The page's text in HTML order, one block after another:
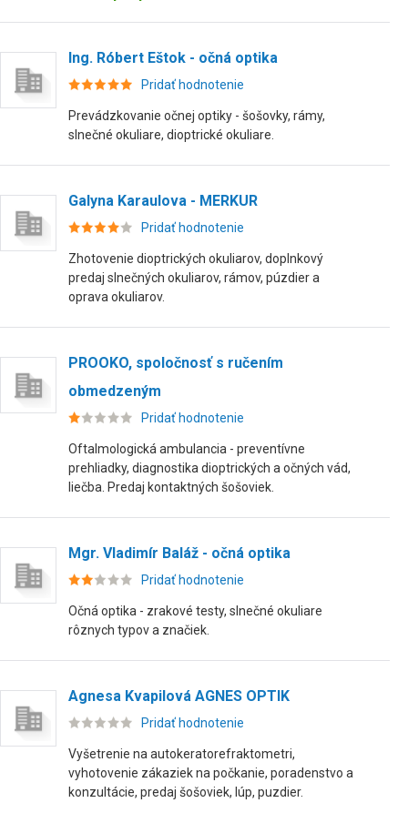
Ing. Róbert Eštok - očná optika
Pridať hodnotenie
Prevádzkovanie očnej optiky - šošovky, rámy,
slnečné okuliare, dioptrické okuliare.
Galyna Karaulova - MERKUR
Pridať hodnotenie
Zhotovenie dioptrických okuliarov, doplnkový
predaj slnečných okuliarov, rámov, púzdier a
oprava okuliarov.
PROOKO, spoločnosť s ručením
obmedzeným
Pridať hodnotenie
Oftalmologická ambulancia - preventívne
prehliadky, diagnostika dioptrických a očných vád,
liečba. Predaj kontaktných šošoviek.
Mgr. Vladimír Baláž - očná optika
Pridať hodnotenie
Očná optika - zrakové testy, slnečné okuliare
rôznych typov a značiek.
Agnesa Kvapilová AGNES OPTIK
Pridať hodnotenie
Vyšetrenie na autokeratorefraktometri,
vyhotovenie zákaziek na počkanie, poradenstvo a
konzultácie, predaj šošoviek, lúp, puzdier.